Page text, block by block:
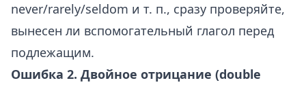
never/rarely/seldom и т. п., сразу проверяйте,
вынесен ли вспомогательный глагол перед
подлежащим.
Ошибка 2. Двойное отрицание (double